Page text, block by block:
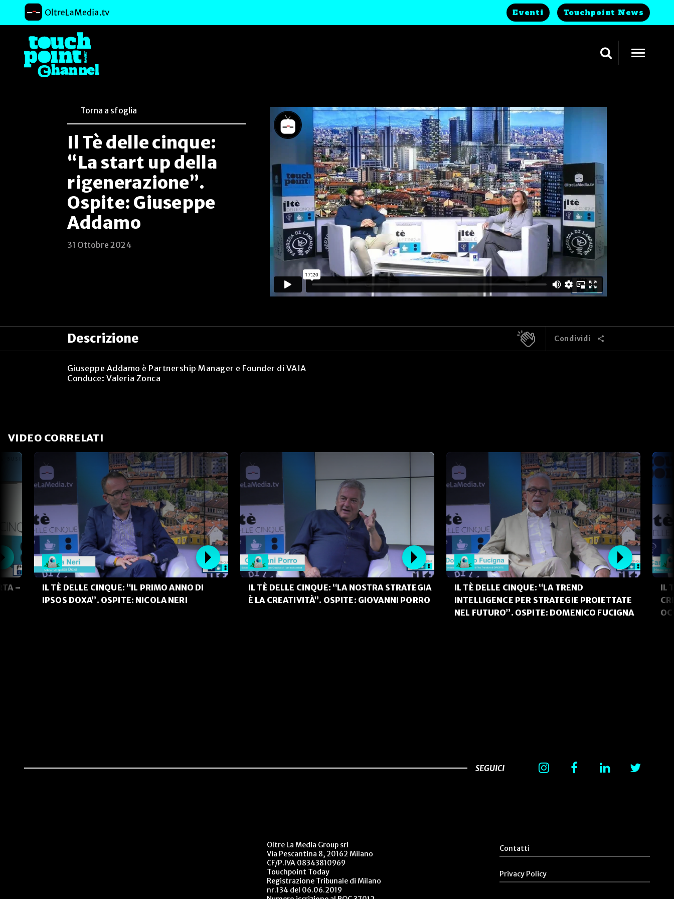
Eventi Touchpoint News
Torna a sfoglia
Il Tè delle cinque:
“La start up della
rigenerazione”.
Ospite: Giuseppe
Addamo
31 Ottobre 2024
Descrizione Condividi
Giuseppe Addamo è Partnership Manager e Founder di VAIA
Conduce: Valeria Zonca
VIDEO CORRELATI
–
IL TÈ DELLE CINQUE: “IL PRIMO ANNO DI
IPSOS DOXA”. OSPITE: NICOLA NERI
IL TÈ DELLE CINQUE: “LA NOSTRA STRATEGIA
È LA CREATIVITÀ”. OSPITE: GIOVANNI PORRO
IL TÈ DELLE CINQUE: “LA TREND
INTELLIGENCE PER STRATEGIE PROIETTATE
NEL FUTURO”. OSPITE: DOMENICO FUCIGNA
IL
SEGUICI
Oltre La Media Group srl
Via Pescantina 8, 20162 Milano
CF/P.IVA 08343810969
Touchpoint Today
Registrazione Tribunale di Milano
nr.134 del 06.06.2019
Contatti
Privacy Policy